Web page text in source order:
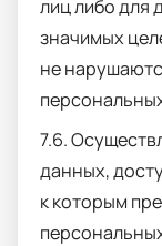
лиц либо для
значимых
не
7.6.
данных,
к которым